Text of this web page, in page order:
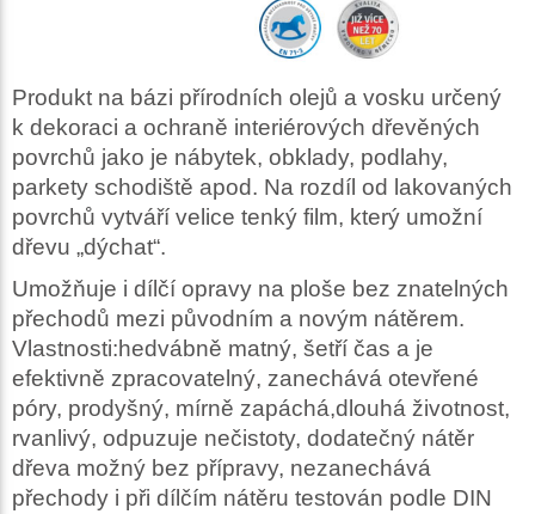
Produkt na bázi přírodních olejů a vosku určený
k dekoraci a ochraně interiérových dřevěných
povrchů jako je nábytek, obklady, podlahy,
parkety schodiště apod. Na rozdíl od lakovaných
povrchů vytváří velice tenký film, který umožní
dřevu „dýchat“.
Umožňuje i dílčí opravy na ploše bez znatelných
přechodů mezi původním a novým nátěrem.
Vlastnosti:hedvábně matný, šetří čas a je
efektivně zpracovatelný, zanechává otevřené
póry, prodyšný, mírně zapáchá,dlouhá životnost,
rvanlivý, odpuzuje nečistoty, dodatečný nátěr
dřeva možný bez přípravy, nezanechává
přechody i při dílčím nátěru testován podle DIN